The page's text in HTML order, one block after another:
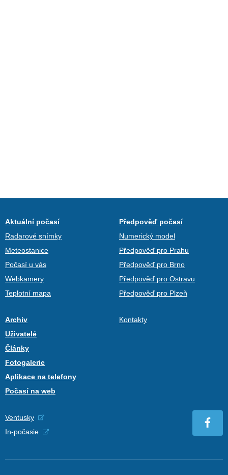
Aktuální počasí
Radarové snímky
Meteostanice
Počasí u vás
Webkamery
Teplotní mapa
Předpověď počasí
Numerický model
Předpověď pro Prahu
Předpověď pro Brno
Předpověď pro Ostravu
Předpověď pro Plzeň
Archiv
Uživatelé
Články
Fotogalerie
Aplikace na telefony
Počasí na web
Kontakty
Ventusky
In-počasie